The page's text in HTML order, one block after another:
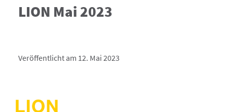
LION Mai 2023
Veröffentlicht am 12. Mai 2023